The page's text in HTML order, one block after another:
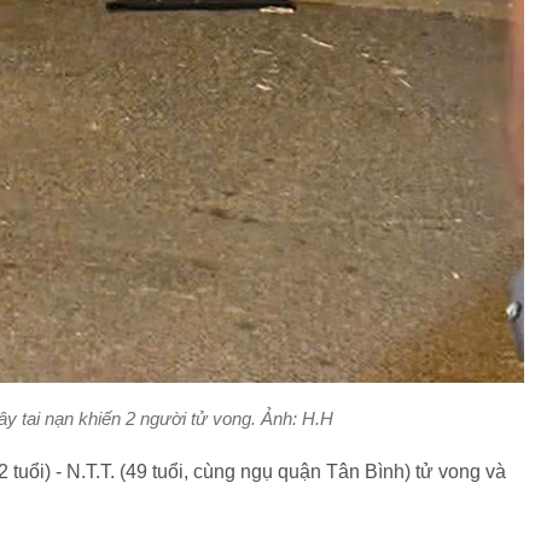
tai nạn khiến 2 người tử vong. Ảnh: H.H
- N.T.T. (49 tuổi, cùng ngụ quận Tân Bình) tử vong và